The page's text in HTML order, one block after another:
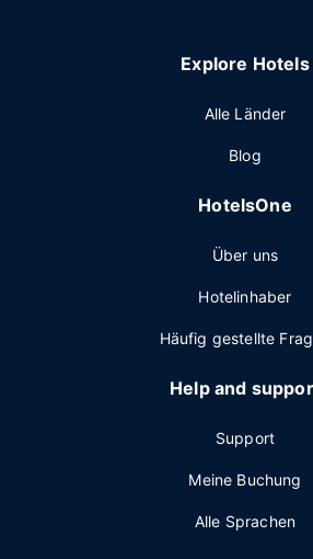
Explore Hotels
Alle Länder
Blog
HotelsOne
Über uns
Hotelinhaber
Häufig gestellte
Help and
Support
Meine Buchung
Alle Sprachen